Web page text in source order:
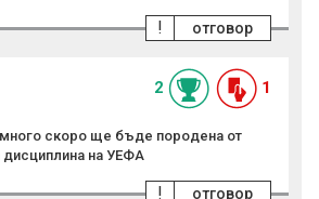
отговор
!
2 1
скоро ще бъде породена от
дисциплина на УЕФА
отговор
!